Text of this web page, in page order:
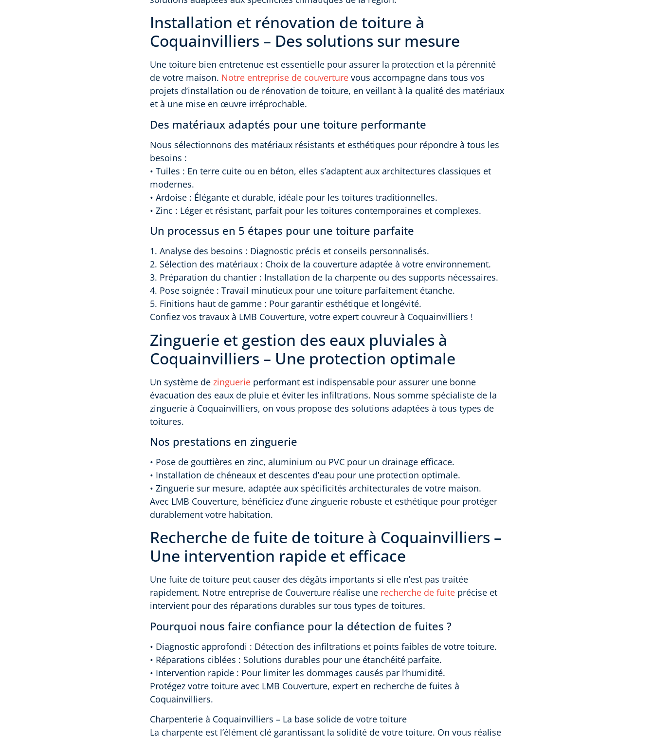
Installation et rénovation de toiture à
Coquainvilliers – Des solutions sur mesure
Une toiture bien entretenue est essentielle pour assurer la protection et la pérennité
de votre maison. Notre entreprise de couverture vous accompagne dans tous vos
projets d’installation ou de rénovation de toiture, en veillant à la qualité des matériaux
et à une mise en œuvre irréprochable.
Des matériaux adaptés pour une toiture performante
Nous sélectionnons des matériaux résistants et esthétiques pour répondre à tous les
besoins :
• Tuiles : En terre cuite ou en béton, elles s’adaptent aux architectures classiques et
modernes.
• Ardoise : Élégante et durable, idéale pour les toitures traditionnelles.
• Zinc : Léger et résistant, parfait pour les toitures contemporaines et complexes.
Un processus en 5 étapes pour une toiture parfaite
1. Analyse des besoins : Diagnostic précis et conseils personnalisés.
2. Sélection des matériaux : Choix de la couverture adaptée à votre environnement.
3. Préparation du chantier : Installation de la charpente ou des supports nécessaires.
4. Pose soignée : Travail minutieux pour une toiture parfaitement étanche.
5. Finitions haut de gamme : Pour garantir esthétique et longévité.
Confiez vos travaux à LMB Couverture, votre expert couvreur à Coquainvilliers !
Zinguerie et gestion des eaux pluviales à
Coquainvilliers – Une protection optimale
Un système de zinguerie performant est indispensable pour assurer une bonne
évacuation des eaux de pluie et éviter les infiltrations. Nous somme spécialiste de la
zinguerie à Coquainvilliers, on vous propose des solutions adaptées à tous types de
toitures.
Nos prestations en zinguerie
• Pose de gouttières en zinc, aluminium ou PVC pour un drainage efficace.
• Installation de chéneaux et descentes d’eau pour une protection optimale.
• Zinguerie sur mesure, adaptée aux spécificités architecturales de votre maison.
Avec LMB Couverture, bénéficiez d’une zinguerie robuste et esthétique pour protéger
durablement votre habitation.
Recherche de fuite de toiture à Coquainvilliers –
Une intervention rapide et efficace
Une fuite de toiture peut causer des dégâts importants si elle n’est pas traitée
rapidement. Notre entreprise de Couverture réalise une recherche de fuite précise et
intervient pour des réparations durables sur tous types de toitures.
Pourquoi nous faire confiance pour la détection de fuites ?
• Diagnostic approfondi : Détection des infiltrations et points faibles de votre toiture.
• Réparations ciblées : Solutions durables pour une étanchéité parfaite.
• Intervention rapide : Pour limiter les dommages causés par l’humidité.
Protégez votre toiture avec LMB Couverture, expert en recherche de fuites à
Coquainvilliers.
Charpenterie à Coquainvilliers – La base solide de votre toiture
La charpente est l’élément clé garantissant la solidité de votre toiture. On vous réalise